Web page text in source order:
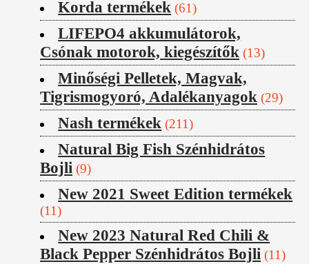
Korda termékek (61)
LIFEPO4 akkumulátorok,
Csónak motorok, kiegészítők (13)
Minőségi Pelletek, Magvak,
Tigrismogyoró, Adalékanyagok (29)
Nash termékek (211)
Natural Big Fish Szénhidrátos
Bojli (9)
New 2021 Sweet Edition termékek
(11)
New 2023 Natural Red Chili &
Black Pepper Szénhidrátos Bojli (11)